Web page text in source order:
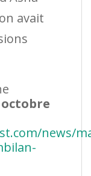
avait
octobre
news/